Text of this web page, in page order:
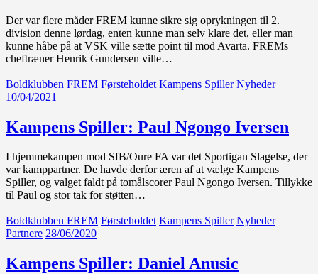
Der var flere måder FREM kunne sikre sig oprykningen til 2.
division denne lørdag, enten kunne man selv klare det, eller man
kunne håbe på at VSK ville sætte point til mod Avarta. FREMs
cheftræner Henrik Gundersen ville…
Boldklubben FREM Førsteholdet Kampens Spiller Nyheder
10/04/2021
Kampens Spiller: Paul Ngongo Iversen
I hjemmekampen mod SfB/Oure FA var det Sportigan Slagelse, der
var kamppartner. De havde derfor æren af at vælge Kampens
Spiller, og valget faldt på tomålscorer Paul Ngongo Iversen. Tillykke
til Paul og stor tak for støtten…
Boldklubben FREM Førsteholdet Kampens Spiller Nyheder
Partnere 28/06/2020
Kampens Spiller: Daniel Anusic